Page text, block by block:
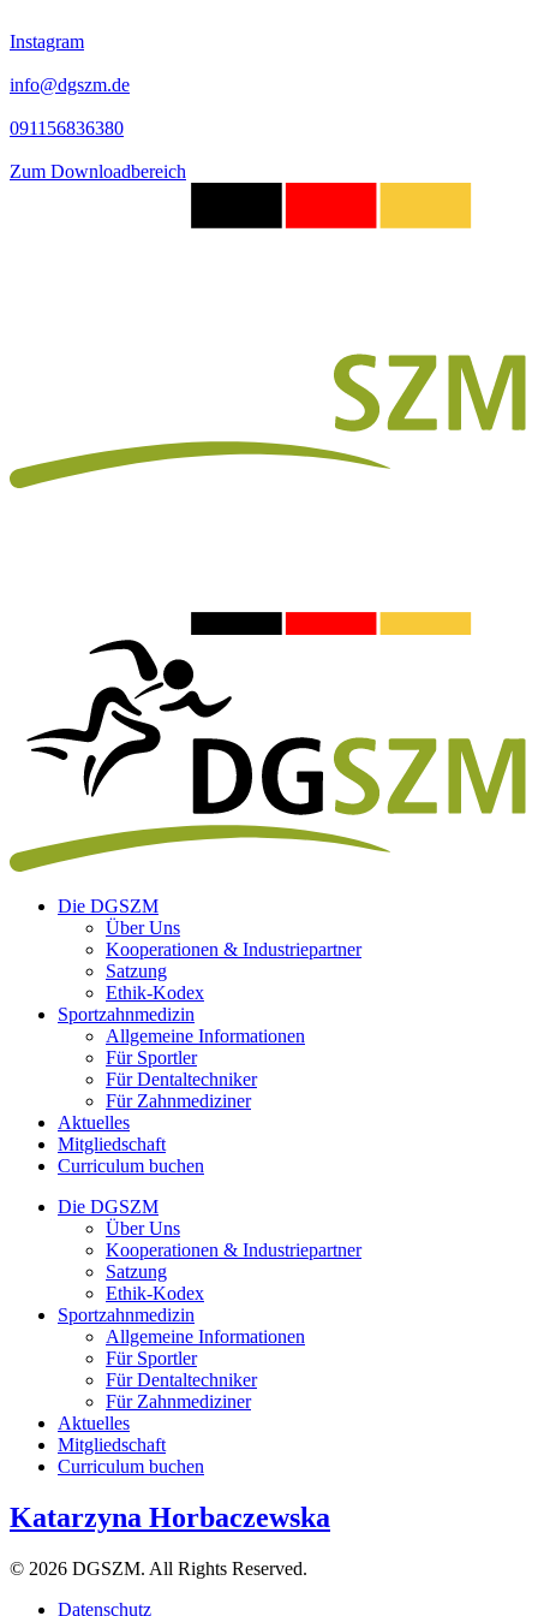
Instagram
info@dgszm.de
091156836380
Zum Downloadbereich
Die DGSZM
Über Uns
Kooperationen & Industriepartner
Satzung
Ethik-Kodex
Sportzahnmedizin
Allgemeine Informationen
Für Sportler
Für Dentaltechniker
Für Zahnmediziner
Aktuelles
Mitgliedschaft
Curriculum buchen
Die DGSZM
Über Uns
Kooperationen & Industriepartner
Satzung
Ethik-Kodex
Sportzahnmedizin
Allgemeine Informationen
Für Sportler
Für Dentaltechniker
Für Zahnmediziner
Aktuelles
Mitgliedschaft
Curriculum buchen
Katarzyna Horbaczewska
© 2026 DGSZM. All Rights Reserved.
Datenschutz